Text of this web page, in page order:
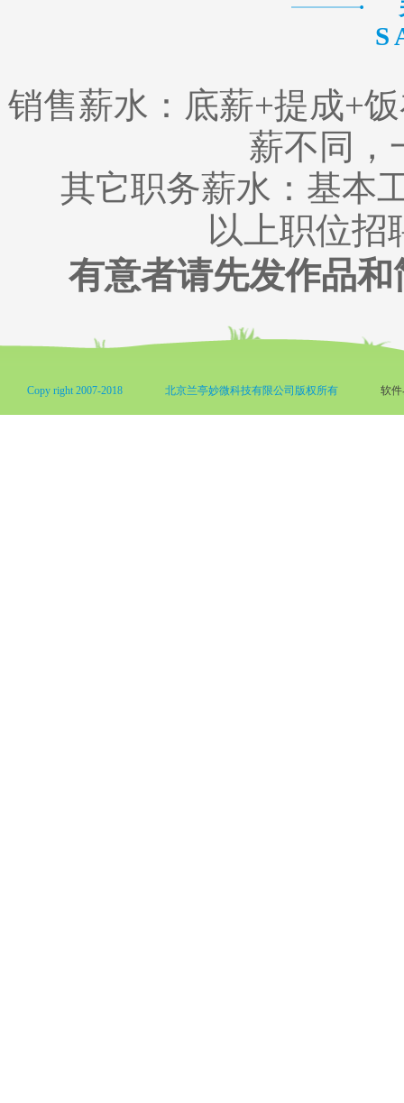
销售薪水：底薪+提成+
薪不同，
其它职务薪水：基本
以上职位招
有意者请先发作品和
Copy right 2007-2018 北京兰亭妙微科技有限公司版权所有 软